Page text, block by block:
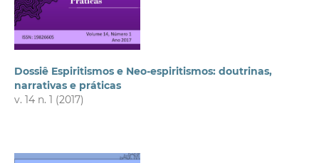
Dossiê Espiritismos e Neo-espiritismos: doutrinas,
narrativas e práticas
v. 14 n. 1 (2017)